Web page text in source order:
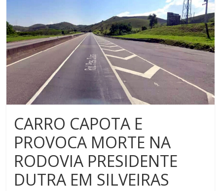
CARRO CAPOTA E
PROVOCA MORTE NA
RODOVIA PRESIDENTE
DUTRA EM SILVEIRAS